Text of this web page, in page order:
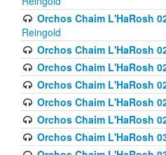
Orchos Chaim L'HaRosh
Reingold
Orchos Chaim L'HaRosh
Orchos Chaim L'HaRosh
Orchos Chaim L'HaRosh
Orchos Chaim L'HaRosh
Orchos Chaim L'HaRosh
Orchos Chaim L'HaRosh